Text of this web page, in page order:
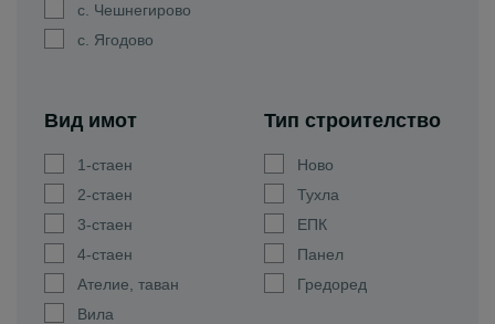
с. Чешнегирово
с. Ягодово
Вид имот
1-стаен
2-стаен
3-стаен
4-стаен
Ателие, таван
Вила
Тип строителство
Ново
Тухла
ЕПК
Панел
Гредоред